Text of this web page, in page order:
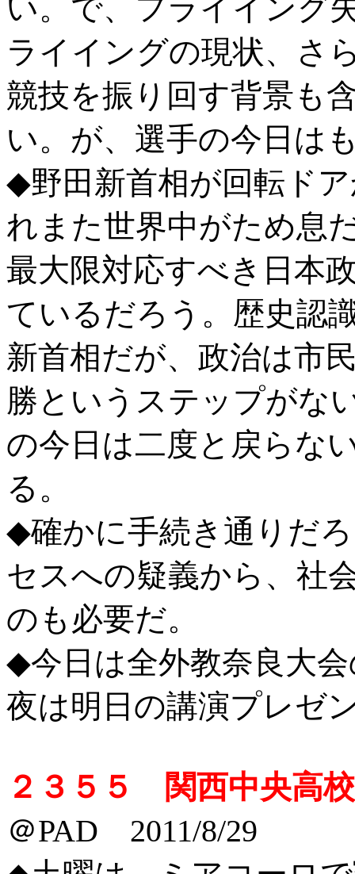
い。で、フライイング
ライイングの現状、さ
競技を振り回す背景も
い。が、選手の今日は
◆野田新首相が回転ド
れまた世界中がため息
最大限対応すべき日本
ているだろう。歴史認
新首相だが、政治は市
勝というステップがな
の今日は二度と戻らな
る。
◆確かに手続き通りだ
セスへの疑義から、社
のも必要だ。
◆今日は全外教奈良大
夜は明日の講演プレゼ
２３５５ 関西中央高
＠PAD 2011/8/29